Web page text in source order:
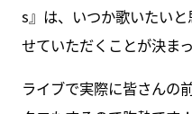
s』は、いつか歌いたい
せていただくことが決ま
ライブで実際に皆さんの